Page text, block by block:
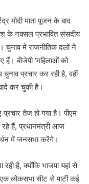
मोदी माता पूजन के बाद
के नक्सल प्रभावित संसदीय
चुनाव में राजनीतिक दलों ने
हैं। बीजेपी ‘महिलाओं को
प्रचार कर रही है, वहीं
कर चुकी है।
तेज हो गया है। पीएम
रहे हैं, प्रधानमंत्री आज
में जनसभा करेंगे।
है, क्योंकि भाजपा यहां से
लोकसभा सीट से पार्टी कई